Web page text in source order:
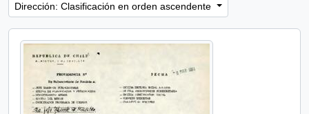
Dirección: Clasificación en orden ascendente